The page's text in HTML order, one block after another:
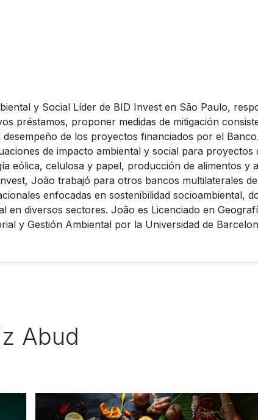
y Social Líder de BID Invest en São Paulo,
préstamos, proponer medidas de mitigación
de los proyectos financiados por el
de impacto ambiental y social para
eólica, celulosa y papel, producción de alimentos y
João trabajó para otros bancos multilaterales
enfocadas en sostenibilidad socioambiental,
en diversos sectores. João es Licenciado en
y Gestión Ambiental por la Universidad de
Abud